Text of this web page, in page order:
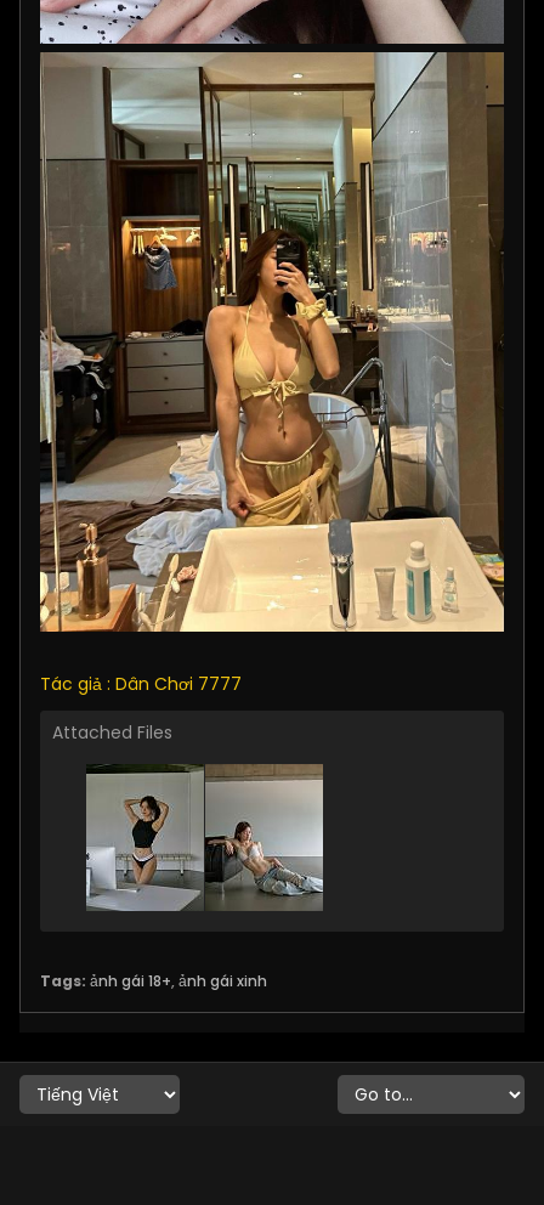
Tác giả : Dân Chơi 7777
Attached Files
Tags: ảnh gái 18+, ảnh gái xinh